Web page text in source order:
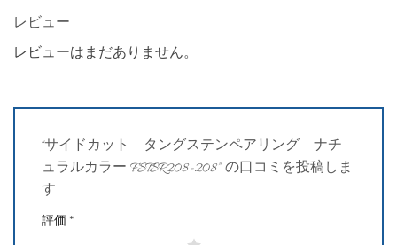
レビュー
レビューはまだありません。
“サイドカット タングステンペアリング ナチ
ュラルカラー FSTSR208-208” の口コミを投稿しま
す
評価 *